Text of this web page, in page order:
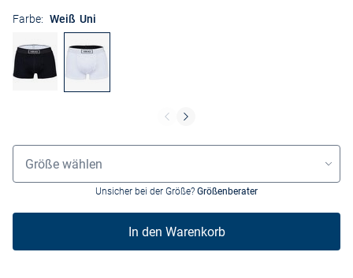
Farbe: Weiß Uni
Grössenauswahl
Größe wählen
Unsicher bei der Größe? Größenberater
In den Warenkorb